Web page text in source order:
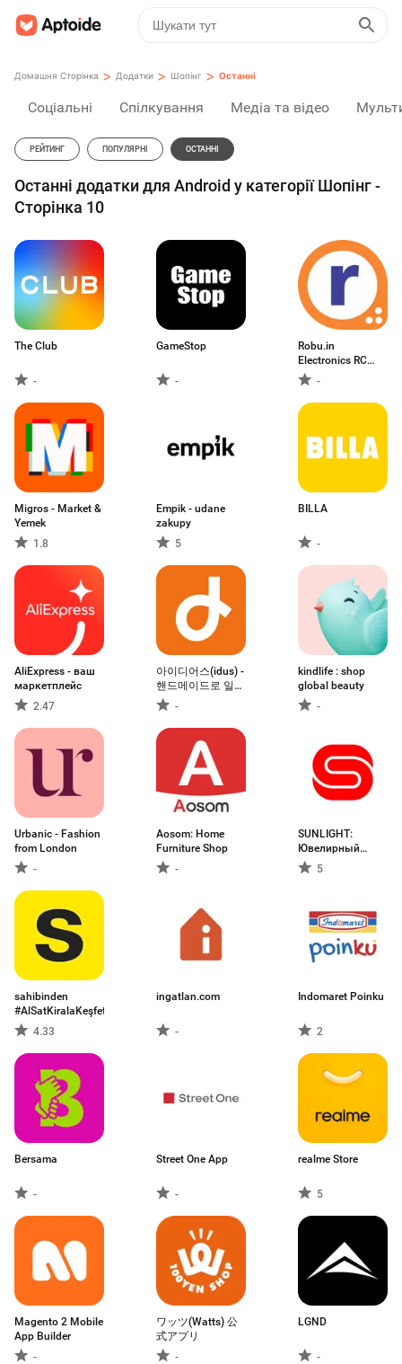
Домашня Сторінка > Додатки > Шопінг > Останні
Соціальні Спілкування Медіа та відео
РЕЙТИНГ ПОПУЛЯРНІ ОСТАННІ
Останні додатки для Android у категорії Шопінг -
Сторінка 10
The Club
-
GameStop
-
Robu.in
Electronics RC
Store-
Migros - Market &
Yemek
1.8
Empik - udane
zakupy
5
BILLA
-
AliExpress - ваш
маркетплейс
2.47
아이디어스(idus) -
핸드메이드로 일상
을 특별하게
-
kindlife : shop
global beauty
-
Urbanic - Fashion
from London
-
Aosom: Home
Furniture Shop
-
SUNLIGHT:
Ювелирный
магазин
5
sahibinden
#AlSatKiralaKeşfet
4.33
ingatlan.com
-
Indomaret Poinku
2
Bersama
-
Street One App
-
realme Store
5
Magento 2 Mobile
App Builder
-
ワッツ(Watts) 公
式アプリ
-
LGND
-